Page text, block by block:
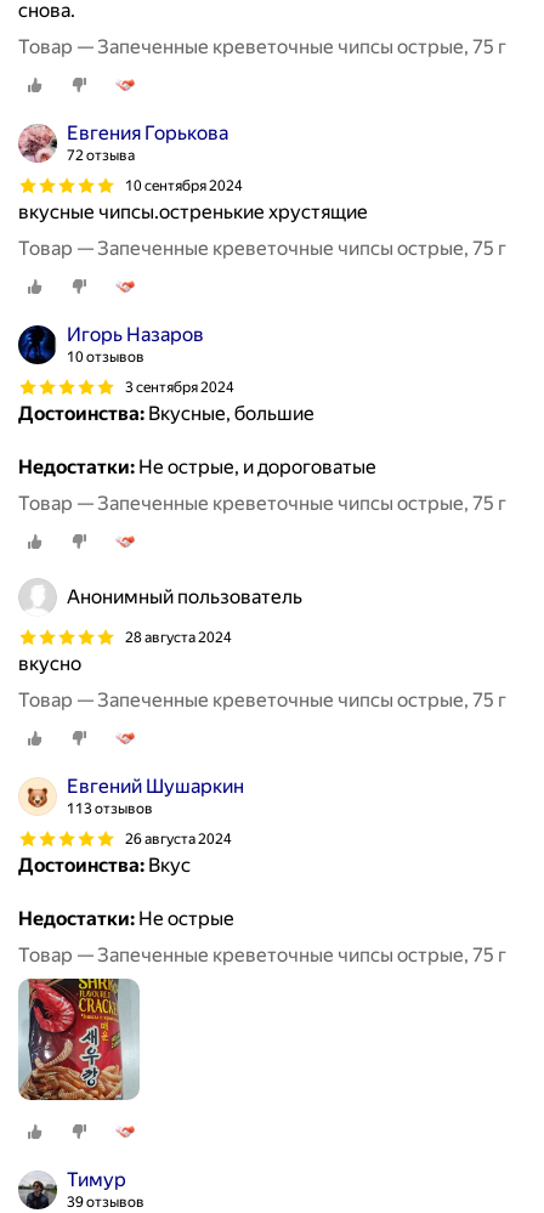
снова.
Товар — Запеченные креветочные чипсы острые, 75 г
Евгения Горькова
72 отзыва
10 сентября 2024
вкусные чипсы.остренькие хрустящие
Товар — Запеченные креветочные чипсы острые, 75 г
Игорь Назаров
10 отзывов
3 сентября 2024
Достоинства: Вкусные, большие
Недостатки: Не острые, и дороговатые
Товар — Запеченные креветочные чипсы острые, 75 г
Анонимный пользователь
28 августа 2024
вкусно
Товар — Запеченные креветочные чипсы острые, 75 г
Евгений Шушаркин
113 отзывов
26 августа 2024
Достоинства: Вкус
Недостатки: Не острые
Товар — Запеченные креветочные чипсы острые, 75 г
Тимур
39 отзывов